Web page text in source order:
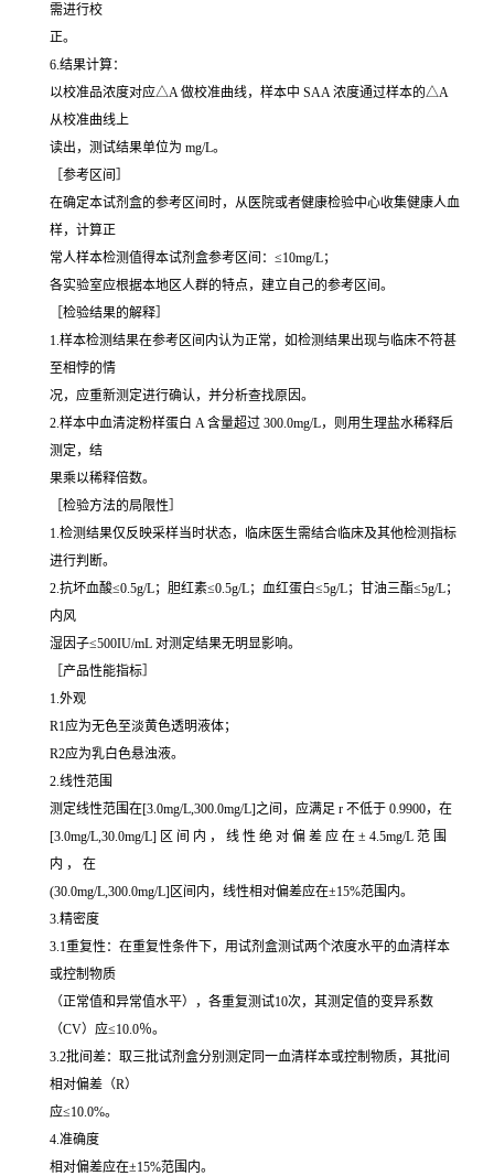
需进行校
正。
6.结果计算：
以校准品浓度对应△A 做校准曲线，样本中 SAA 浓度通过样本的△A
从校准曲线上
读出，测试结果单位为 mg/L。
［参考区间］
在确定本试剂盒的参考区间时，从医院或者健康检验中心收集健康人血
样，计算正
常人样本检测值得本试剂盒参考区间：≤10mg/L；
各实验室应根据本地区人群的特点，建立自己的参考区间。
［检验结果的解释］
1.样本检测结果在参考区间内认为正常，如检测结果出现与临床不符甚
至相悖的情
况，应重新测定进行确认，并分析查找原因。
2.样本中血清淀粉样蛋白 A 含量超过 300.0mg/L，则用生理盐水稀释后
测定，结
果乘以稀释倍数。
［检验方法的局限性］
1.检测结果仅反映采样当时状态，临床医生需结合临床及其他检测指标
进行判断。
2.抗坏血酸≤0.5g/L；胆红素≤0.5g/L；血红蛋白≤5g/L；甘油三酯≤5g/L；
内风
湿因子≤500IU/mL 对测定结果无明显影响。
［产品性能指标］
1.外观
R1应为无色至淡黄色透明液体；
R2应为乳白色悬浊液。
2.线性范围
测定线性范围在[3.0mg/L,300.0mg/L]之间，应满足 r 不低于 0.9900，在
[3.0mg/L,30.0mg/L] 区 间 内 ， 线 性 绝 对 偏 差 应 在 ± 4.5mg/L 范 围
内 ， 在
(30.0mg/L,300.0mg/L]区间内，线性相对偏差应在±15%范围内。
3.精密度
3.1重复性：在重复性条件下，用试剂盒测试两个浓度水平的血清样本
或控制物质
（正常值和异常值水平），各重复测试10次，其测定值的变异系数
（CV）应≤10.0％。
3.2批间差：取三批试剂盒分别测定同一血清样本或控制物质，其批间
相对偏差（R）
应≤10.0%。
4.准确度
相对偏差应在±15%范围内。